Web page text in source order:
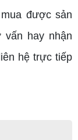
được sản
vấn hay nhận
hệ trực tiếp